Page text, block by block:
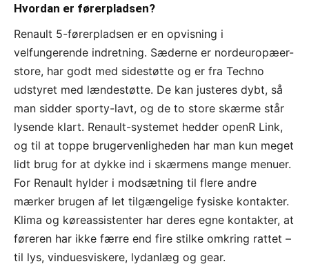
Hvordan er førerpladsen?
Renault 5-førerpladsen er en opvisning i
velfungerende indretning. Sæderne er nordeuropæer-
store, har godt med sidestøtte og er fra Techno
udstyret med lændestøtte. De kan justeres dybt, så
man sidder sporty-lavt, og de to store skærme står
lysende klart. Renault-systemet hedder openR Link,
og til at toppe brugervenligheden har man kun meget
lidt brug for at dykke ind i skærmens mange menuer.
For Renault hylder i modsætning til flere andre
mærker brugen af let tilgængelige fysiske kontakter.
Klima og køreassistenter har deres egne kontakter, at
føreren har ikke færre end fire stilke omkring rattet –
til lys, vinduesviskere, lydanlæg og gear.